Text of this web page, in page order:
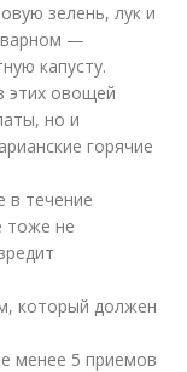
зелень, лук и
—
капусту.
этих овощей
но и
горячие
в течение
тоже не
который должен
менее 5 приемов